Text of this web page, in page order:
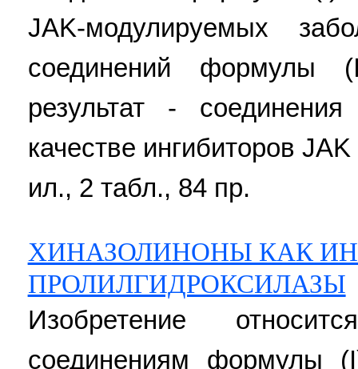
JAK-модулируемых
соединений формулы
результат -
качестве ингибиторов
ил., 2 табл., 84 пр.
ХИНАЗОЛИНОНЫ КАК
ПРОЛИЛГИДРОКСИЛАЗЫ
Изобретение
соединениям формулы